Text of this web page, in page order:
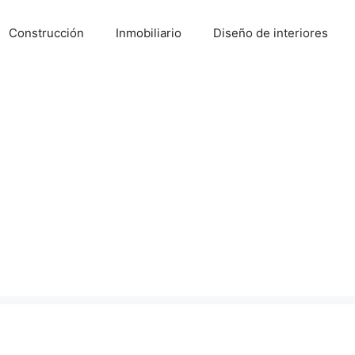
Construcción Inmobiliario Diseño de interiores